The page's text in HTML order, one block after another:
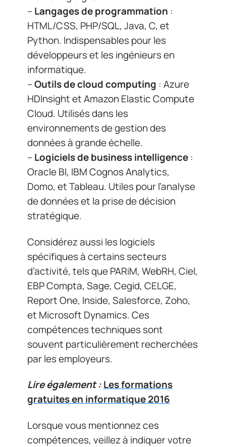
– Langages de programmation :
HTML/CSS, PHP/SQL, Java, C, et
Python. Indispensables pour les
développeurs et les ingénieurs en
informatique.
–Outils de cloud computing : Azure
HDInsight et Amazon Elastic Compute
Cloud. Utilisés dans les
environnements de gestion des
données à grande échelle.
– Logiciels de business intelligence :
Oracle BI, IBM Cognos Analytics,
Domo, et Tableau. Utiles pour l’analyse
de données et la prise de décision
stratégique.
Considérez aussi les logiciels
spécifiques à certains secteurs
d’activité, tels que PARiM, WebRH, Ciel,
EBP Compta, Sage, Cegid, CELGE,
Report One, Inside, Salesforce, Zoho,
et Microsoft Dynamics. Ces
compétences techniques sont
souvent particulièrement recherchées
par les employeurs.
Lire également :Les formations
gratuites en informatique 2016
Lorsque vous mentionnez ces
compétences, veillez à indiquer votre